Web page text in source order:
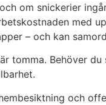
om snickerier
– och kan
tomma. Behöver
och